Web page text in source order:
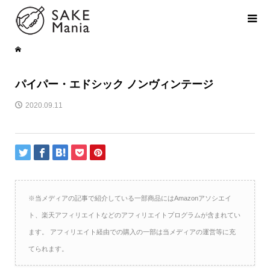
パイパー・エドシック ノンヴィンテージ
2020.09.11
※当メディアの記事で紹介している一部商品にはAmazonアソシエイ
ト、楽天アフィリエイトなどのアフィリエイトプログラムが含まれてい
ます。 アフィリエイト経由での購入の一部は当メディアの運営等に充
てられます。